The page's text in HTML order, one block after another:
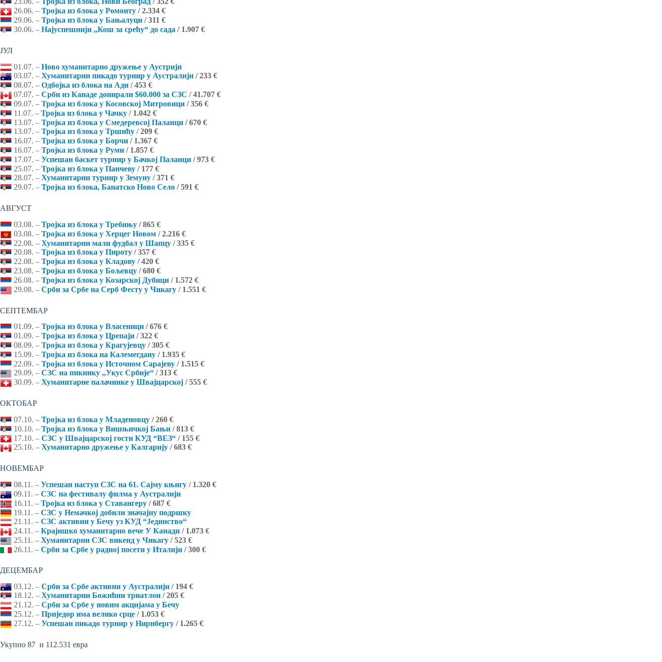
26.06. – Тројка из блока у Ромонту / 2.334 €
29.06. – Тројка из блока у Бањалуци / 311 €
30.06. – Најуспешнији ,,Кош за срећу“ до сада / 1.907 €
ЈУЛ
01.07. – Ново хуманитарно дружење у Аустрији
03.07. – Хуманитарни пикадо турнир у Аустралији / 233 €
08.07. – Одбојка из блока на Ади / 453 €
07.07. – Срби из Канаде донирали $60.000 за СЗС / 41.707 €
09.07. – Тројка из блока у Косовској Митровици / 356 €
11.07. – Тројка из блока у Чачку / 1.042 €
13.07. – Тројка из блока у Смедеревсој Паланци / 670 €
13.07. – Тројка из блока у Тршићу / 209 €
16.07. – Тројка из блока у Борчи / 1.367 €
16.07. – Тројка из блока у Руми / 1.857 €
17.07. – Успешан баскет турнир у Бачкој Паланци / 973 €
25.07. – Тројка из блока у Панчеву / 177 €
28.07. – Хуманитарни турнир у Земуну / 371 €
29.07. – Тројка из блока, Банатско Ново Село / 591 €
АВГУСТ
03.08. – Тројка из блока у Требињу / 865 €
03.08. – Тројка из блока у Херцег Новом / 2.216 €
22.08. – Хуманитарни мали фудбал у Шапцу / 335 €
20.08. – Тројка из блока у Пироту / 357 €
22.08. – Тројка из блока у Кладову / 420 €
23.08. – Тројка из блока у Бољевцу / 680 €
26.08. – Тројка из блока у Козарској Дубици / 1.572 €
29.08. – Срби за Србе на Серб Фесту у Чикагу / 1.551 €
СЕПТЕМБАР
01.09. – Тројка из блока у Власеници / 676 €
01.09. – Тројка из блока у Црепаји / 322 €
08.09. – Тројка из блока у Крагујевцу / 305 €
15.09. – Тројка из блока на Калемегдану / 1.935 €
22.09. – Тројка из блока у Источном Сарајеву / 1.515 €
29.09. – СЗС на пикнику ,,Укус Србије“ / 313 €
30.09. – Хуманитарне палачинке у Швајцарској / 555 €
ОКТОБАР
07.10. – Тројка из блока у Младеновцу / 260 €
10.10. – Тројка из блока у Вишњичкој Бањи / 813 €
17.10. – СЗС у Швајцарској гости КУД “ВЕЗ“ / 155 €
25.10. – Хуманитарно дружење у Калгарију / 683 €
НОВЕМБАР
08.11. – Успешан наступ СЗС на 61. Сајму књигу / 1.320 €
09.11. – СЗС на фестивалу филма у Аустралији
16.11. – Тројка из блока у Ставангеру / 687 €
19.11. – СЗС у Немачкој добили значајну подршку
21.11. – СЗС активни у Бечу уз КУД “Јединство“
24.11. – Крајишко хуманитарно вече У Канади / 1.073 €
25.11. – Хуманитарни СЗС викенд у Чикагу / 523 €
26.11. – Срби за Србе у радној посети у Италији / 300 €
ДЕЦЕМБАР
03.12. – Срби за Србе активни у Аустралији / 194 €
18.12. – Хуманитарни Божићни триатлон / 205 €
21.12. – Срби за Србе у новим акцијама у Бечу
25.12. – Приједор има велико срце / 1.053 €
27.12. – Успешан пикадо турнир у Нирнбергу / 1.265 €
Укупно 87 и 112.531 евра